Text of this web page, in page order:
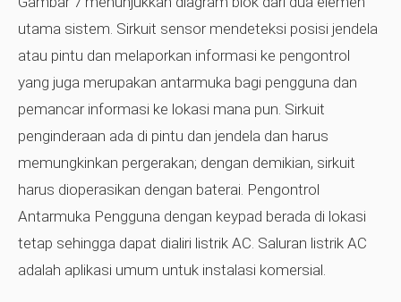
utama sistem. Sirkuit sensor mendeteksi posisi jendela
atau pintu dan melaporkan informasi ke pengontrol
yang juga merupakan antarmuka bagi pengguna dan
pemancar informasi ke lokasi mana pun. Sirkuit
penginderaan ada di pintu dan jendela dan harus
memungkinkan pergerakan; dengan demikian, sirkuit
harus dioperasikan dengan baterai. Pengontrol
Antarmuka Pengguna dengan keypad berada di lokasi
tetap sehingga dapat dialiri listrik AC. Saluran listrik AC
adalah aplikasi umum untuk instalasi komersial.